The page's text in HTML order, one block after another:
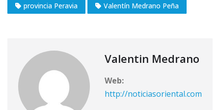
provincia Peravia
Valentín Medrano Peña
Valentin Medrano
Web:
http://noticiasoriental.com